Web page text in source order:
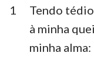
Ester
Salmos
1
Tendo
à minha
minha alma: